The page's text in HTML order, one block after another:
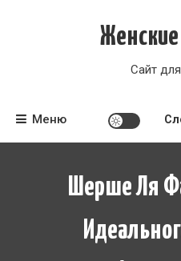
Сайт
Меню
Шерше Ля